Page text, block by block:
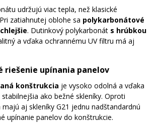
udržujú viac tepla, než klasické
zatiahnutej oblohe sa polykarbonátové
. Dutinkový polykarbonát s hrúbkou
a vďaka ochrannému UV filtru má aj
riešenie upínania panelov
konštrukcia je vysoko odolná a vďaka
ako bežné skleníky. Oproti
aj skleníky G21 jednu nadštandardnú
upínanie panelov do konštrukcie.